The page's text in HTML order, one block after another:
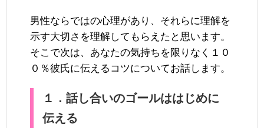
男性ならではの心理があり、それらに理解を
示す大切さを理解してもらえたと思います。
そこで次は、あなたの気持ちを限りなく１０
０％彼氏に伝えるコツについてお話します。
１．話し合いのゴールははじめに
伝える